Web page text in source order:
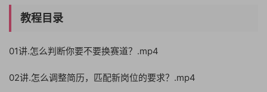
教程目录
01讲.怎么判断你要不要换赛道？.mp4
02讲.怎么调整简历，匹配新岗位的要求？.mp4